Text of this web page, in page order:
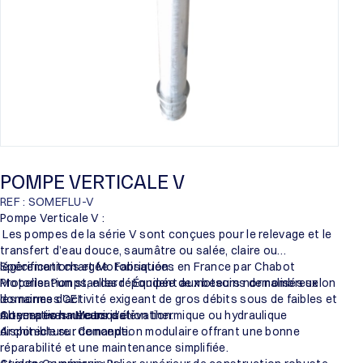
POMPE VERTICALE V
REF : SOMEFLU-V
Pompe Verticale V :
Les pompes de la série V sont conçues pour le relevage et le
transfert d’eau douce, saumâtre ou salée, claire ou
légèrement chargée. Fabriquées en France par Chabot
Propeller Pumps, elles répondent aux besoins de nombreux
domaines d’activité exigeant de gros débits sous de faibles et
moyennes hauteurs d’élévation.
Spécifications et Motorisation :
Motorisation standard : Équipée de moteurs normalisés selon
les normes CEI.
Alternatives : Motorisation thermique ou hydraulique
disponible sur demande.
Conception mécanique :
Architecture : Conception modulaire offrant une bonne
réparabilité et une maintenance simplifiée.